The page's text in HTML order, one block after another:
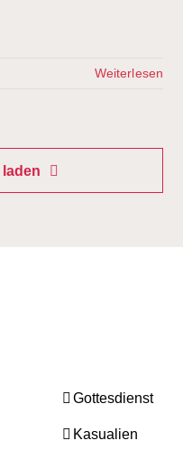
Weiterlesen
laden
Gottesdienst
Kasualien